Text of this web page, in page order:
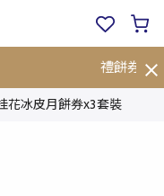
禮餅券限
花冰皮月餅券x3套裝